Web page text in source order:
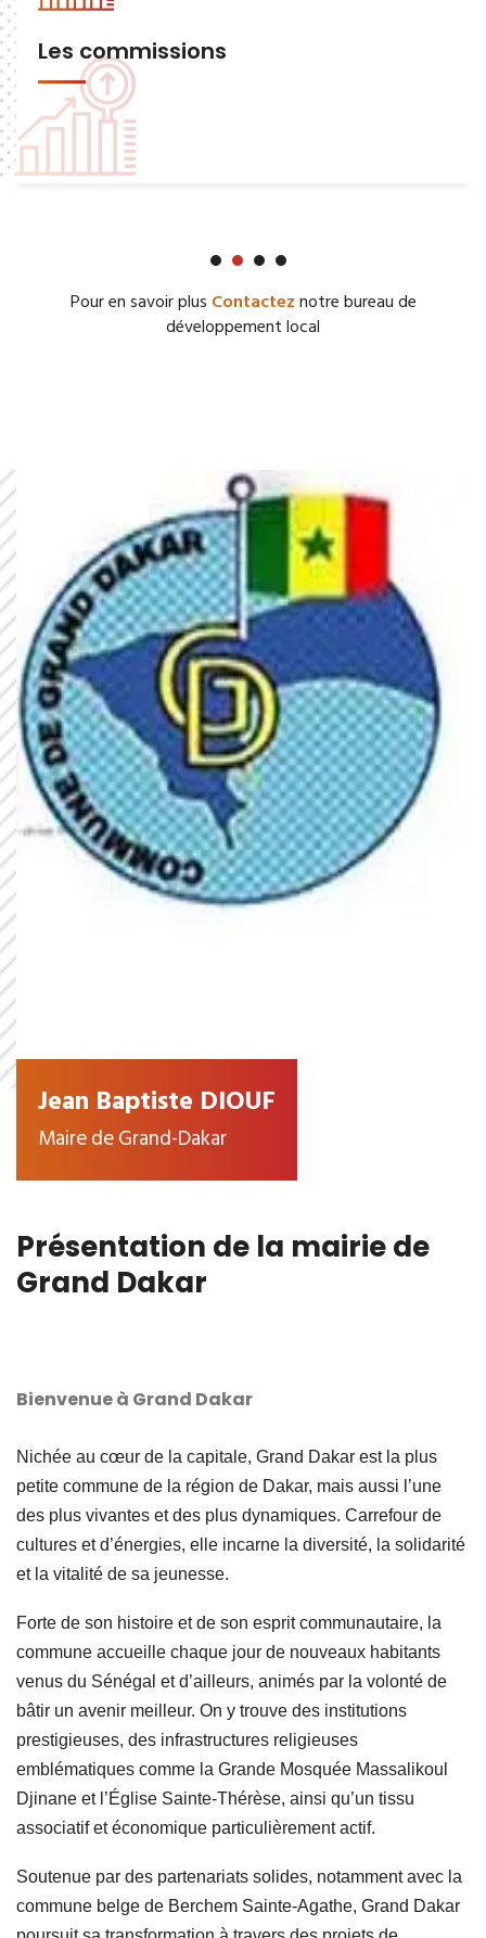
Les commissions
Pour en savoir plus Contacteznotre bureau de
développement local
Jean Baptiste DIOUF
Maire de Grand-Dakar
Présentation de la mairie de
Grand Dakar
Bienvenue à Grand Dakar
Nichée au cœur de la capitale, Grand Dakar est la plus
petite commune de la région de Dakar, mais aussi l’une
des plus vivantes et des plus dynamiques. Carrefour de
cultures et d’énergies, elle incarne la diversité, la solidarité
et la vitalité de sa jeunesse.
Forte de son histoire et de son esprit communautaire, la
commune accueille chaque jour de nouveaux habitants
venus du Sénégal et d’ailleurs, animés par la volonté de
bâtir un avenir meilleur. On y trouve des institutions
prestigieuses, des infrastructures religieuses
emblématiques comme la Grande Mosquée Massalikoul
Djinane et l’Église Sainte-Thérèse, ainsi qu’un tissu
associatif et économique particulièrement actif.
Soutenue par des partenariats solides, notamment avec la
commune belge de Berchem Sainte-Agathe, Grand Dakar